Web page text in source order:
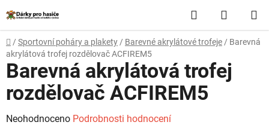
na
obsah
Hledat
KOŠÍK
Domů
/ Sportovní poháry a plakety / Barevné akrylátové trofeje / Barevná
akrylátová trofej rozdělovač ACFIREM5
Barevná akrylátová trofej
rozdělovač ACFIREM5
Průměrné
Neohodnoceno Podrobnosti hodnocení